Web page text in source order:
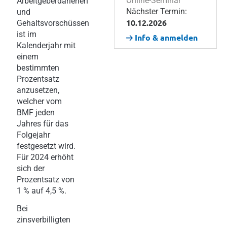
und
Gehaltsvorschüssen
ist im
Kalenderjahr mit
einem
bestimmten
Prozentsatz
anzusetzen,
welcher vom
BMF jeden
Jahres für das
Folgejahr
festgesetzt wird.
Für 2024 erhöht
sich der
Prozentsatz von
1 % auf 4,5 %.
Bei
zinsverbilligten
Nächster Termin:
10.12.2026
Info & anmelden